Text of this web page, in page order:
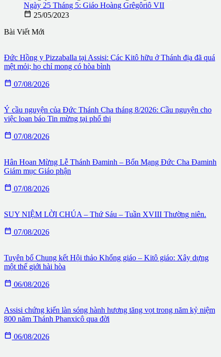
Ngày 25 Tháng 5: Giáo Hoàng Grêgôriô VII
 25/05/2023
Bài Viết Mới
Đức Hồng y Pizzaballa tại Assisi: Các Kitô hữu ở Thánh địa đã quá
mệt mỏi; họ chỉ mong có hòa bình
 07/08/2026
Ý cầu nguyện của Đức Thánh Cha tháng 8/2026: Cầu nguyện cho
việc loan báo Tin mừng tại phố thị
 07/08/2026
Hân Hoan Mừng Lễ Thánh Đaminh – Bổn Mạng Đức Cha Đaminh
Giám mục Giáo phận
 07/08/2026
SUY NIỆM LỜI CHÚA – Thứ Sáu – Tuần XVIII Thường niên.
 07/08/2026
Tuyên bố Chung kết Hội thảo Khổng giáo – Kitô giáo: Xây dựng
một thế giới hài hòa
 06/08/2026
Assisi chứng kiến làn sóng hành hương tăng vọt trong năm kỷ niệm
800 năm Thánh Phanxicô qua đời
 06/08/2026